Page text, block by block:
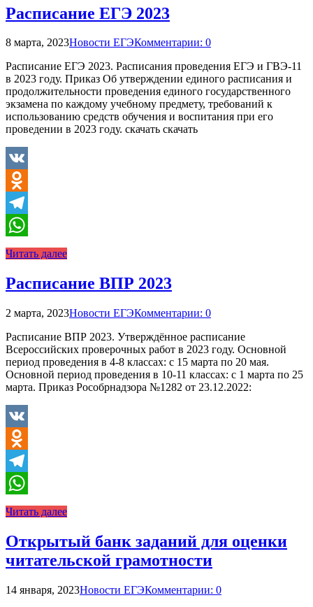
Расписание ЕГЭ 2023
8 марта, 2023Новости ЕГЭКомментарии: 0
Расписание ЕГЭ 2023. Расписания проведения ЕГЭ и ГВЭ-11
в 2023 году. Приказ Об утверждении единого расписания и
продолжительности проведения единого государственного
экзамена по каждому учебному предмету, требований к
использованию средств обучения и воспитания при его
проведении в 2023 году. скачать скачать
VK
Odnoklassniki
Telegram
WhatsApp
Читать далее
Расписание ВПР 2023
2 марта, 2023Новости ЕГЭКомментарии: 0
Расписание ВПР 2023. Утверждённое расписание
Всероссийских проверочных работ в 2023 году. Основной
период проведения в 4-8 классах: с 15 марта по 20 мая.
Основной период проведения в 10-11 классах: с 1 марта по 25
марта. Приказ Рособрнадзора №1282 от 23.12.2022:
VK
Odnoklassniki
Telegram
WhatsApp
Читать далее
Открытый банк заданий для оценки
читательской грамотности
14 января, 2023Новости ЕГЭКомментарии: 0